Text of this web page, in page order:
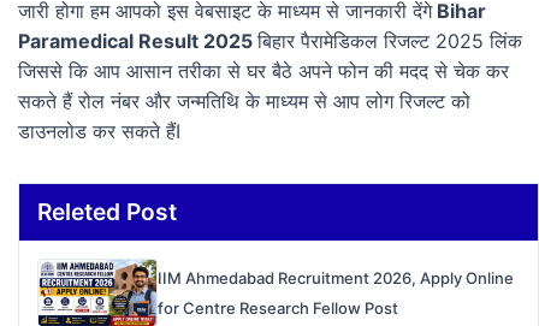
जारी होगा हम आपको इस वेबसाइट के माध्यम से जानकारी देंगेBihar
Paramedical Result 2025बिहार पैरामेडिकल रिजल्ट 2025 लिंक
जिससे कि आप आसान तरीका से घर बैठे अपने फोन की मदद से चेक कर
सकते हैं रोल नंबर और जन्मतिथि के माध्यम से आप लोग रिजल्ट को
डाउनलोड कर सकते हैंI
Releted Post
IIM Ahmedabad Recruitment 2026, Apply Online
for Centre Research Fellow Post